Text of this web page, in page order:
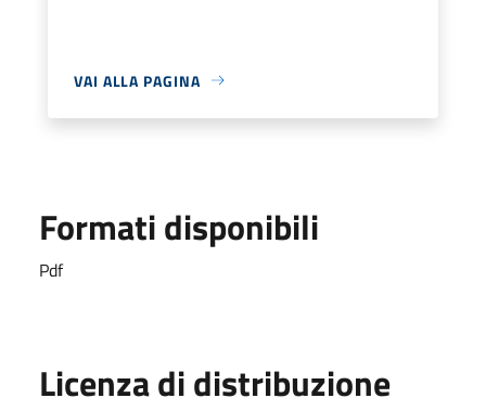
VAI ALLA PAGINA
Formati disponibili
Pdf
Licenza di distribuzione